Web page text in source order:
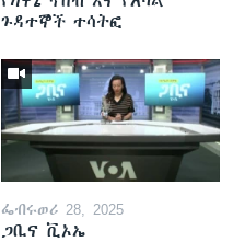
ጉዳተኞች ተሳትፎ
ፌብሩወሪ 28, 2025
ጋቢና ቪኦኤ